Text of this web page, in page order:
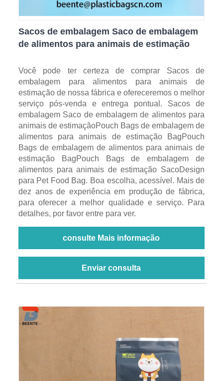
Sacos de embalagem Saco de embalagem
de alimentos para animais de estimação
Você pode ter certeza de comprar Sacos de
embalagem para alimentos para animais de
estimação de nossa fábrica e ofereceremos o melhor
serviço pós-venda e entrega pontual. Sacos de
embalagem Saco de embalagem de alimentos para
animais de estimaçãoPouch Bags de embalagem de
alimentos para animais de estimação BagPouch
Bags de embalagem de alimentos para animais de
estimação BagPouch Bags de embalagem de
alimentos para animais de estimação SacoDesign
para Pet Food Bag. Boa escolha, acessível. Mais de
dez anos de experiência em produção de fábrica,
para oferecer a melhor qualidade e serviço. Para
detalhes, por favor entre para ver.
consulte Mais informação
Enviar consulta